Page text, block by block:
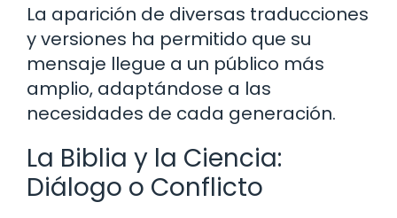
La aparición de diversas traducciones
y versiones ha permitido que su
mensaje llegue a un público más
amplio, adaptándose a las
necesidades de cada generación.
La Biblia y la Ciencia:
Diálogo o Conflicto